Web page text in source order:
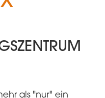
als "nur" ein